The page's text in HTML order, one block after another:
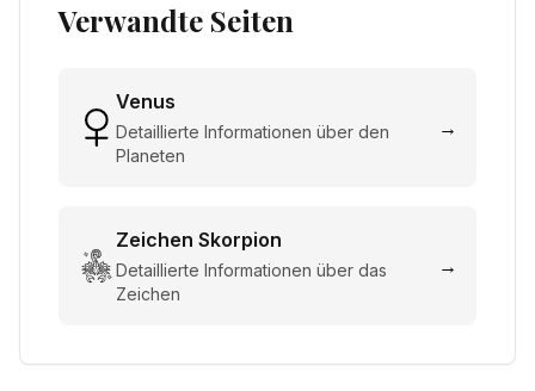
Verwandte Seiten
Venus
Detaillierte Informationen über den
Planeten
→
Zeichen Skorpion
Detaillierte Informationen über das
Zeichen
→